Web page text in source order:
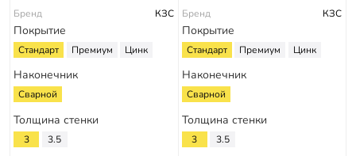
Бренд КЗС
Покрытие
Стандарт Премиум Цинк
Наконечник
Сварной
Толщина стенки
3 3.5
Бренд КЗС
Покрытие
Стандарт Премиум Цинк
Наконечник
Сварной
Толщина стенки
3 3.5